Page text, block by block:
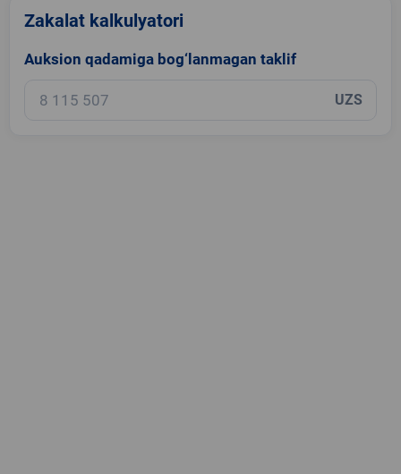
Zakalat kalkulyatori
Auksion qadamiga bog‘lanmagan taklif
UZS